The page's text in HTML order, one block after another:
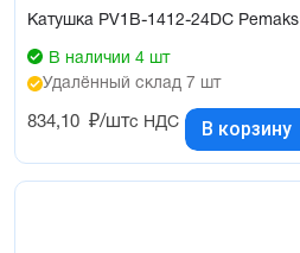
Катушка PV1B-1412-24DC Pemaks
В наличии 4 шт
Удалённый склад 7 шт
834,10 ₽/штс НДС В корзину